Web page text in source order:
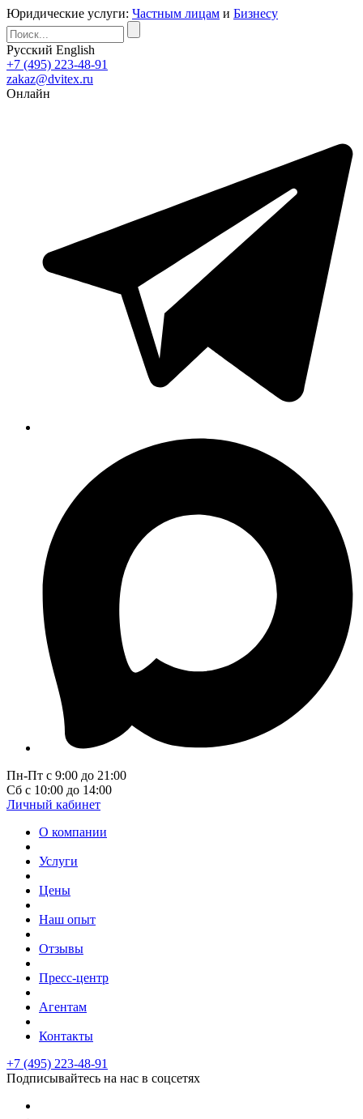
Юридические услуги: Частным лицам и Бизнесу
Русский English
+7 (495) 223-48-91
zakaz@dvitex.ru
Онлайн
Пн-Пт с 9:00 до 21:00
Сб с 10:00 до 14:00
Личный кабинет
О компании
Услуги
Цены
Наш опыт
Отзывы
Пресс-центр
Агентам
Контакты
+7 (495) 223-48-91
Подписывайтесь на нас в соцсетях